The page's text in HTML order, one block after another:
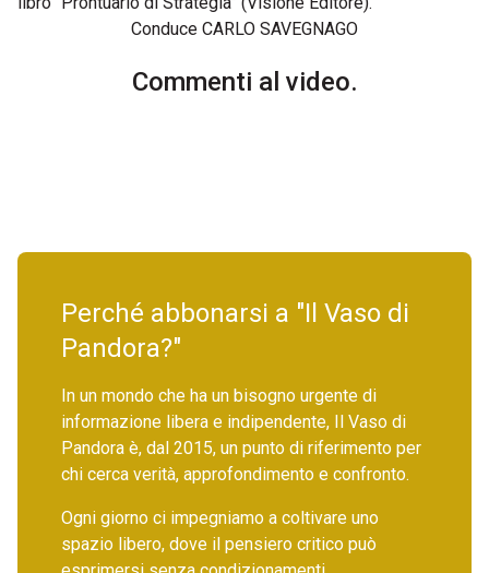
Conduce CARLO SAVEGNAGO
Commenti al video.
Perché abbonarsi a "Il Vaso di
Pandora?"
In un mondo che ha un bisogno urgente di
informazione libera e indipendente, Il Vaso di
Pandora è, dal 2015, un punto di riferimento per
chi cerca verità, approfondimento e confronto.
Ogni giorno ci impegniamo a coltivare uno
spazio libero, dove il pensiero critico può